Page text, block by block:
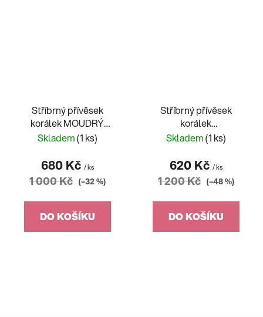
Stříbrný přívěsek
korálek MOUDRÝ
KLOBOUK Harry Potter
Skladem(1 ks)
680 Kč / ks
1 000 Kč (–32 %)
DO KOŠÍKU
Stříbrný přívěsek
korálek
HORKOVZDUŠNÝ
Skladem(1 ks)
620 Kč / ks
1 200 Kč (–48 %)
DO KOŠÍKU